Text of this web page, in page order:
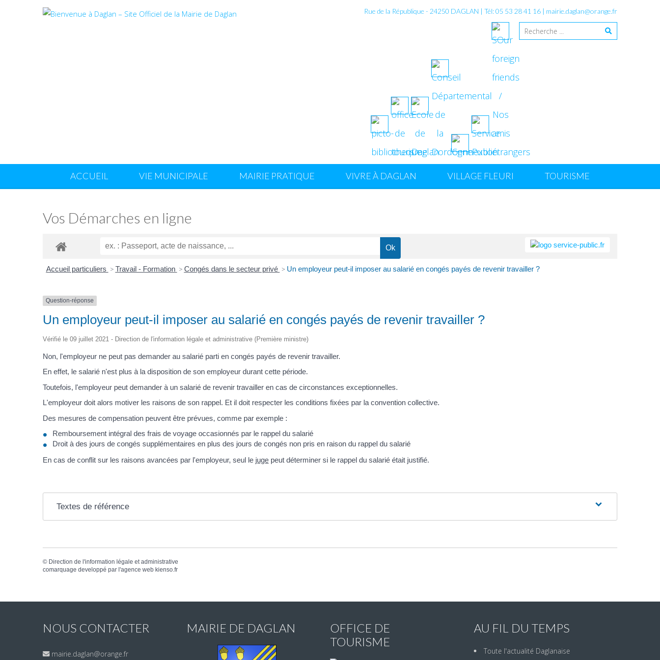
Rue de la République - 24250 DAGLAN | Tél: 05 53 28 41 16 | mairie.daglan@orange.fr
ACCUEIL VIE MUNICIPALE MAIRIE PRATIQUE VIVRE À DAGLAN VILLAGE FLEURI TOURISME
Vos Démarches en ligne
Accueil particuliers > Travail - Formation > Congés dans le secteur privé > Un employeur peut-il imposer au salarié en congés payés de revenir travailler ?
Question-réponse
Un employeur peut-il imposer au salarié en congés payés de revenir travailler ?
Vérifié le 09 juillet 2021 - Direction de l'information légale et administrative (Première ministre)
Non, l'employeur ne peut pas demander au salarié parti en congés payés de revenir travailler.
En effet, le salarié n'est plus à la disposition de son employeur durant cette période.
Toutefois, l'employeur peut demander à un salarié de revenir travailler en cas de circonstances exceptionnelles.
L'employeur doit alors motiver les raisons de son rappel. Et il doit respecter les conditions fixées par la convention collective.
Des mesures de compensation peuvent être prévues, comme par exemple :
Remboursement intégral des frais de voyage occasionnés par le rappel du salarié
Droit à des jours de congés supplémentaires en plus des jours de congés non pris en raison du rappel du salarié
En cas de conflit sur les raisons avancées par l'employeur, seul le juge peut déterminer si le rappel du salarié était justifié.
Textes de référence
© Direction de l'information légale et administrative
comarquage developpé par l'agence web kienso.fr
NOUS CONTACTER
mairie.daglan@orange.fr
MAIRIE DE DAGLAN
OFFICE DE
TOURISME
AU FIL DU TEMPS
Toute l'actualité Daglanaise